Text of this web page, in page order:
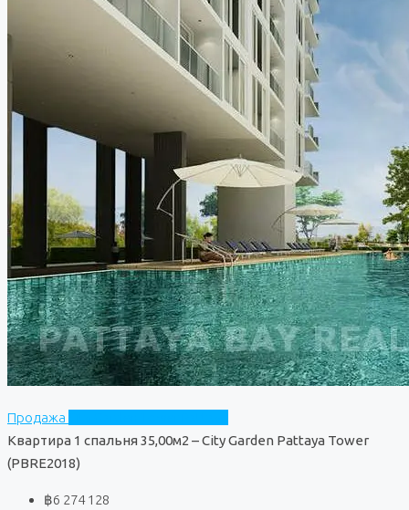
Продажа
Квартира 1 спальня 35,00м2 – City Garden Pattaya Tower
(PBRE2018)
฿6 274 128